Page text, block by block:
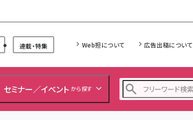
連載・特集 Web担について 広告出稿について
セミナー／イベント から探す